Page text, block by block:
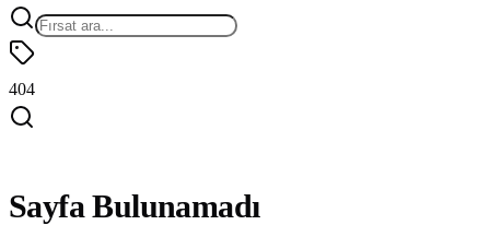
404
Sayfa Bulunamadı